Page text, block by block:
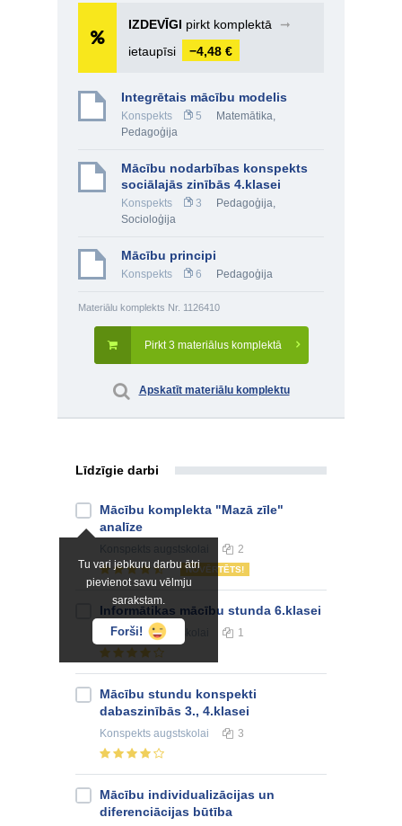
IZDEVĪGI pirkt komplektā
➞
ietaupīsi
−4,48 €
Integrētais mācību modelis
Konspekts 5 Matemātika,
Pedagoģija
Mācību nodarbības konspekts
sociālajās zinībās 4.klasei
Konspekts 3 Pedagoģija,
Socioloģija
Mācību principi
Konspekts 6 Pedagoģija
Materiālu komplekts Nr. 1126410
Pirkt 3 materiālus komplektā
Apskatīt materiālu komplektu
Līdzīgie darbi
Tu vari jebkuru darbu ātri
pievienot savu vēlmju
sarakstam.
Forši!
Mācību komplekta "Mazā zīle"
analīze
2
NOVĒRTĒTS!
Informātikas mācību stunda 6.klasei
Konspektsaugstskolai 1
Mācību stundu konspekti
dabaszinībās 3., 4.klasei
Konspekts augstskolai 3
Mācību individualizācijas un
diferenciācijas būtība